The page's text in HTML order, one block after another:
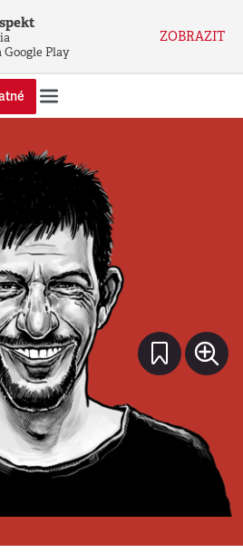
Google Play
ZOBRAZIT
minuty